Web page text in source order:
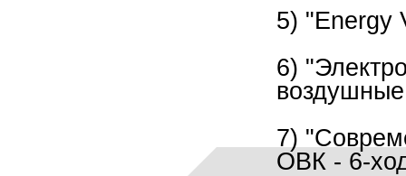
5) "Energy
6)
7)
ОВК - 6-